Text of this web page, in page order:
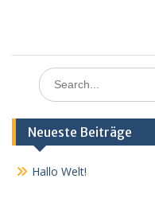
Search
for:
Neueste Beiträge
Hallo Welt!